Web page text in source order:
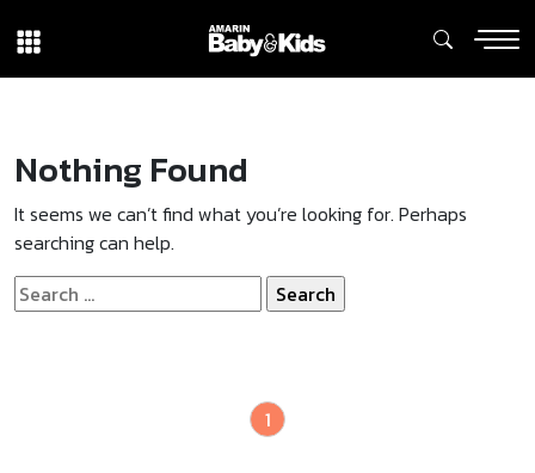
Nothing Found
It seems we can’t find what you’re looking for. Perhaps
searching can help.
Search
for:
1